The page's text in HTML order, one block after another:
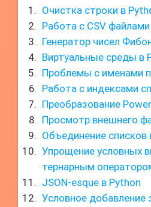
Очистка строки в
Работа с CSV
Генератор чисел
Виртуальные среды в
Проблемы с именами
Работа с индексами
Преобразование
Просмотр внешнего
Объединение списков
Упрощение условных
тернарным
JSON-esque в Python
Условное добавление